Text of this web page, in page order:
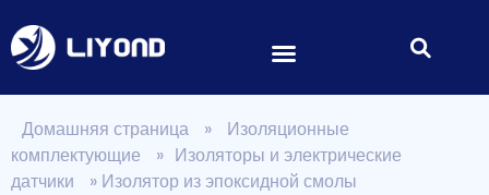
Домашняя страница »
Изоляционные
комплектующие
» Изоляторы и электрические
датчики
» Изолятор из эпоксидной смолы